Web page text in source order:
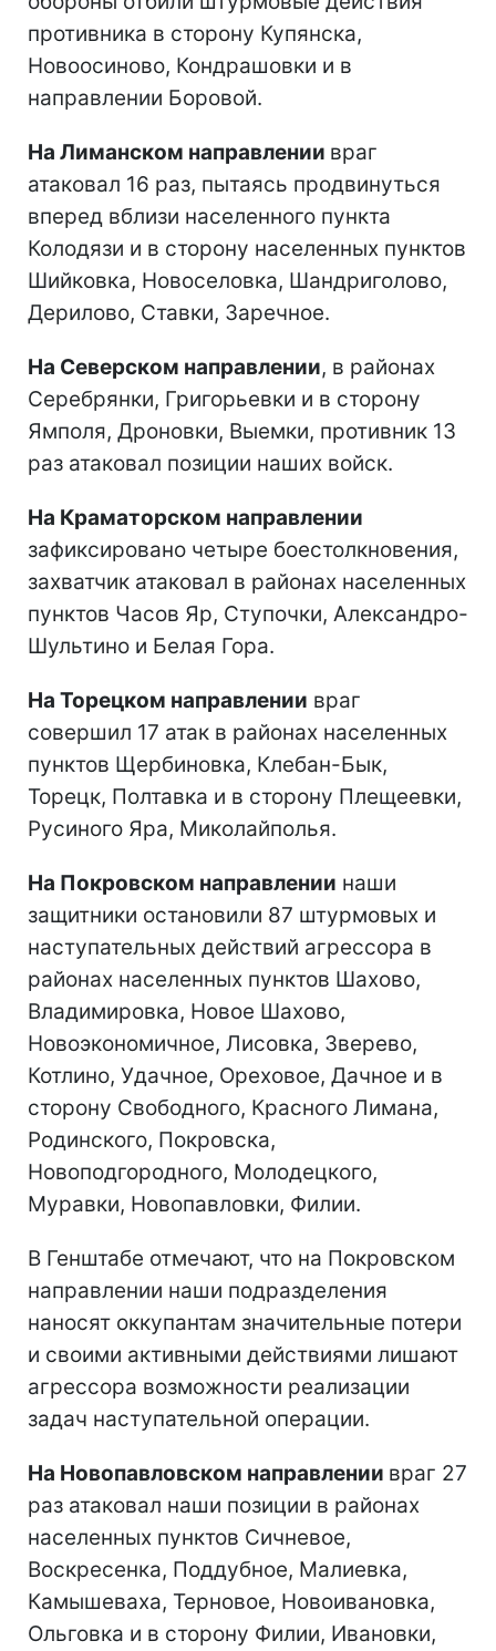
противника в сторону Купянска,
Новоосиново, Кондрашовки и в
направлении Боровой.
На Лиманском направлении враг
атаковал 16 раз, пытаясь продвинуться
вперед вблизи населенного пункта
Колодязи и в сторону населенных пунктов
Шийковка, Новоселовка, Шандриголово,
Дерилово, Ставки, Заречное.
На Северском направлении, в районах
Серебрянки, Григорьевки и в сторону
Ямполя, Дроновки, Выемки, противник 13
раз атаковал позиции наших войск.
На Краматорском направлении
зафиксировано четыре боестолкновения,
захватчик атаковал в районах населенных
пунктов Часов Яр, Ступочки, Александро-
Шультино и Белая Гора.
На Торецком направлении враг
совершил 17 атак в районах населенных
пунктов Щербиновка, Клебан-Бык,
Торецк, Полтавка и в сторону Плещеевки,
Русиного Яра, Миколайполья.
На Покровском направлении наши
защитники остановили 87 штурмовых и
наступательных действий агрессора в
районах населенных пунктов Шахово,
Владимировка, Новое Шахово,
Новоэкономичное, Лисовка, Зверево,
Котлино, Удачное, Ореховое, Дачное и в
сторону Свободного, Красного Лимана,
Родинского, Покровска,
Новоподгородного, Молодецкого,
Муравки, Новопавловки, Филии.
В Генштабе отмечают, что на Покровском
направлении наши подразделения
наносят оккупантам значительные потери
и своими активными действиями лишают
агрессора возможности реализации
задач наступательной операции.
На Новопавловском направлении враг 27
раз атаковал наши позиции в районах
населенных пунктов Сичневое,
Воскресенка, Поддубное, Малиевка,
Камышеваха, Терновое, Новоивановка,
Ольговка и в сторону Филии, Ивановки,